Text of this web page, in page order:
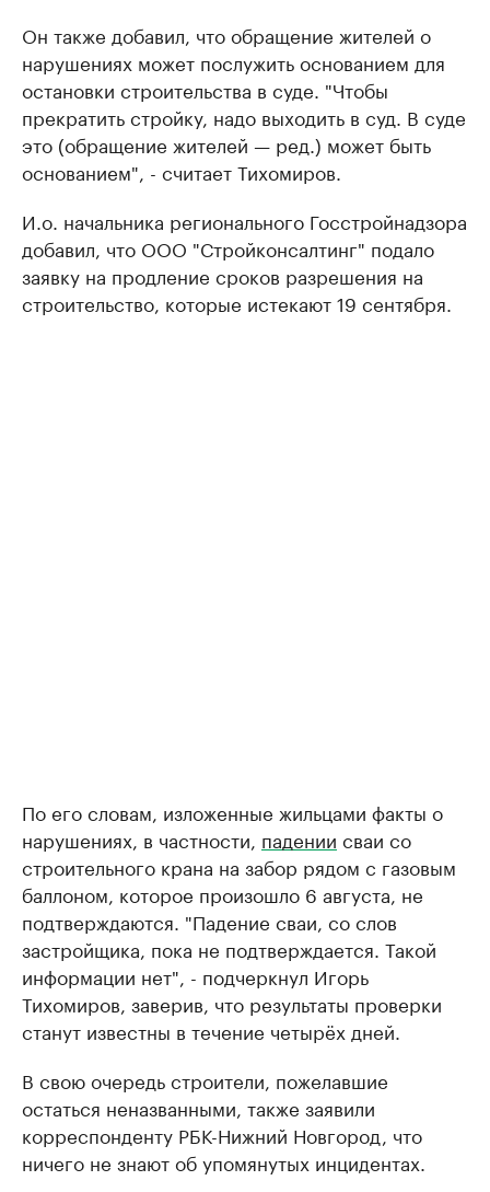
Он также добавил, что обращение жителей о
нарушениях может послужить основанием для
остановки строительства в суде. "Чтобы
прекратить стройку, надо выходить в суд. В суде
это (обращение жителей — ред.) может быть
основанием", - считает Тихомиров.
И.о. начальника регионального Госстройнадзора
добавил, что ООО "Стройконсалтинг" подало
заявку на продление сроков разрешения на
строительство, которые истекают 19 сентября.
По его словам, изложенные жильцами факты о
нарушениях, в частности, падении сваи со
строительного крана на забор рядом с газовым
баллоном, которое произошло 6 августа, не
подтверждаются. "Падение сваи, со слов
застройщика, пока не подтверждается. Такой
информации нет", - подчеркнул Игорь
Тихомиров, заверив, что результаты проверки
станут известны в течение четырёх дней.
В свою очередь строители, пожелавшие
остаться неназванными, также заявили
корреспонденту РБК-Нижний Новгород, что
ничего не знают об упомянутых инцидентах.